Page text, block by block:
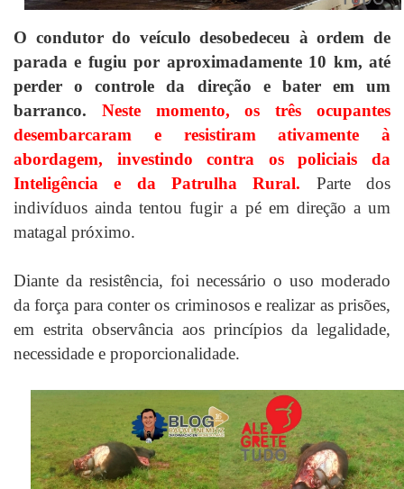
O condutor do veículo desobedeceu à ordem de
parada e fugiu por aproximadamente 10 km, até
perder o controle da direção e bater em um
barranco. Neste momento, os três ocupantes
desembarcaram e resistiram ativamente à
abordagem, investindo contra os policiais da
Inteligência e da Patrulha Rural. Parte dos
indivíduos ainda tentou fugir a pé em direção a um
matagal próximo.
Diante da resistência, foi necessário o uso moderado
da força para conter os criminosos e realizar as prisões,
em estrita observância aos princípios da legalidade,
necessidade e proporcionalidade.